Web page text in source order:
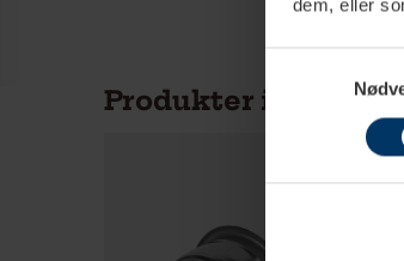
dem, eller
Produkter i samme